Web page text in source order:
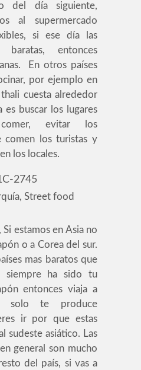
del día siguiente,
al supermercado
si ese día las
baratas, entonces
En otros países
por ejemplo en
cuesta alrededor
es buscar los lugares
evitar los
comen los turistas y
los locales.
Street food
Si estamos en Asia no
o a Corea del sur.
mas baratos que
siempre ha sido tu
entonces viaja a
solo te produce
ir por que estas
sudeste asiático. Las
general son mucho
del país, si vas a